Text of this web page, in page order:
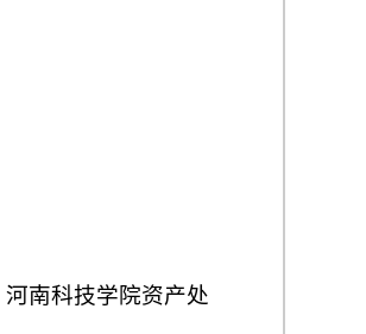
河南科技学院资产处